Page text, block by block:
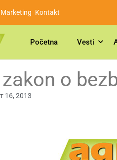
Marketing Kontakt
Početna Vesti
o
16, 2013